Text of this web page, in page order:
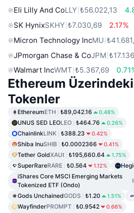
Eli Lilly And CoLLY ₺56.022,13
SK HynixSKHY ₺7.030,69
2.17%
Micron Technology IncMU
JPmorgan Chase & CoJPM
Walmart IncWMT ₺5.367,69
Ethereum
Tokenler
EthereumETH ₺89,042.16 0.48%
UNUS SED LEOLEO ₺464.76 0.26%
ChainlinkLINK ₺388.23 0.42%
Shiba InuSHIB ₺0.0002366 0.41%
Tether GoldXAUt ₺195,660.64 1.75%
SuperRareRARE ₺0.564 1.12%
iShares Core MSCI Emerging Markets
Tokenized ETF (Ondo)
Gods UnchainedGODS ₺1.20 1.51%
WayfinderPROMPT ₺0.9542 0.66%